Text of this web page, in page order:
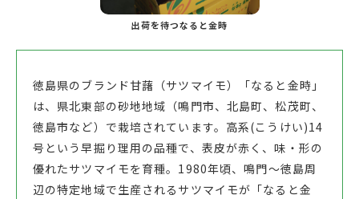
出荷を待つなると金時
徳島県のブランド甘藷（サツマイモ）「なると金時」
は、県北東部の砂地地域（鳴門市、北島町、松茂町、
徳島市など）で栽培されています。高系(こうけい)14
号という早掘り理用の品種で、表皮が赤く、味・形の
優れたサツマイモを育種。1980年頃、鳴門～徳島周
辺の特定地域で生産されるサツマイモが「なると金